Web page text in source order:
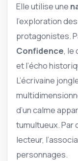
Elle utilise une
l’exploration
protagonistes.
Confidence, le
et l’écho
L’écrivaine
d’un calme
tumultueux. Par
lecteur,
personnages.